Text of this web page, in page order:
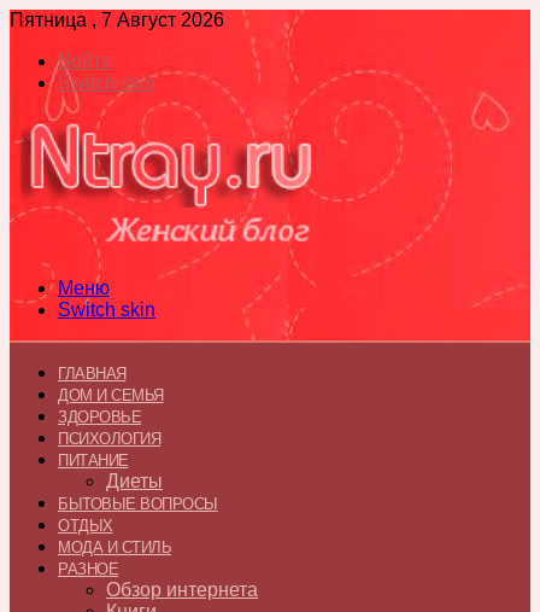
Пятница , 7 Август 2026
Войти
Switch skin
Меню
Switch skin
ГЛАВНАЯ
ДОМ И СЕМЬЯ
ЗДОРОВЬЕ
ПСИХОЛОГИЯ
ПИТАНИЕ
Диеты
БЫТОВЫЕ ВОПРОСЫ
ОТДЫХ
МОДА И СТИЛЬ
РАЗНОЕ
Обзор интернета